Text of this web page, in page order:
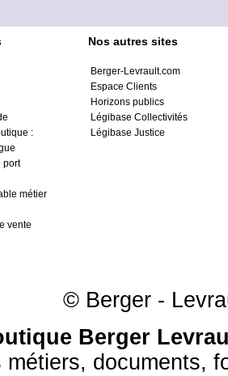
:
port
métier
vente
Nos autres sites
Berger-Levrault.com
Espace Clients
Horizons publics
Légibase Collectivités
Légibase Justice
© Berger -
Berger
métiers, documents,